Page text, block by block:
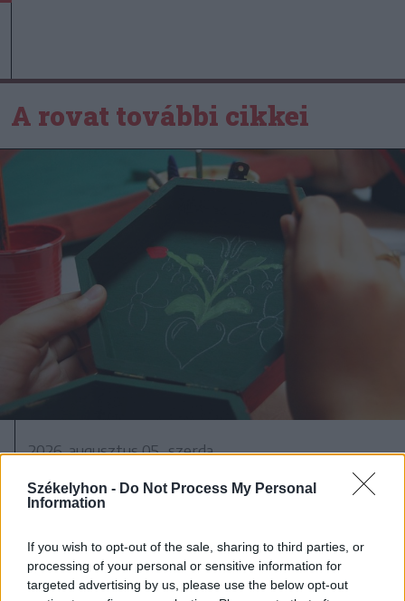
Székelyhon - Do Not Process My Personal
Information
If you wish to opt-out of the sale, sharing to third parties, or
processing of your personal or sensitive information for
targeted advertising by us, please use the below opt-out
A rovat további cikkei
2026. augusztus 05., szerda
Idén is lesz hagyományőrző
kézműves tábor Nyikómalomfalván